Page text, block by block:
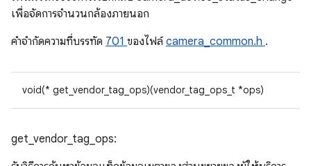
เพื่อจัดการจำนวนกล้องภายนอก
คําจํากัดความที่บรรทัด 701 ของไฟล์camera_common.h .
void(* get_vendor_tag_ops)(vendor_tag_ops_t *ops)
get_vendor_tag_ops: